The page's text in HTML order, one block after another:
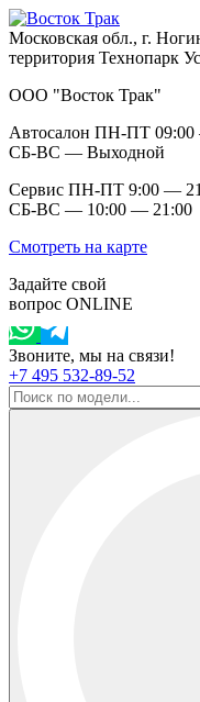
Московская обл., г.
территория Технопарк
ООО "Восток Трак"
Автосалон ПН-ПТ
СБ-ВС — Выходной
Сервис ПН-ПТ 9:00 —
СБ-ВС — 10:00 — 21:00
Смотреть на карте
Задайте свой
вопрос ONLINE
Звоните, мы на связи!
+7 495 532-89-52